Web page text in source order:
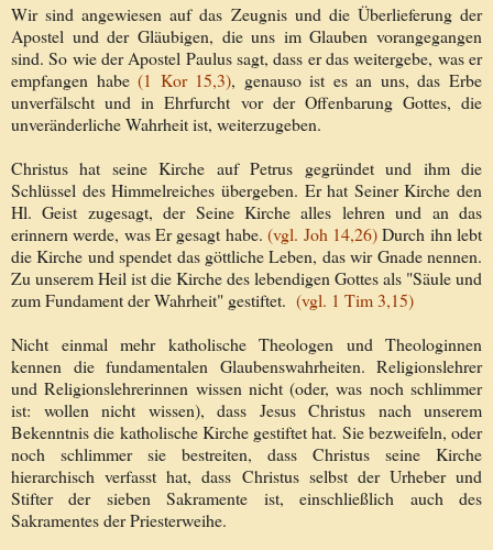
Wir sind angewiesen auf das Zeugnis und die Überlieferung der
Apostel und der Gläubigen, die uns im Glauben vorangegangen
sind. So wie der Apostel Paulus sagt, dass er das weitergebe, was er
empfangen habe(1 Kor 15,3), genauso ist es an uns, das Erbe
unverfälscht und in Ehrfurcht vor der Offenbarung Gottes, die
unveränderliche Wahrheit ist, weiterzugeben.
Christus hat seine Kirche auf Petrus gegründet und ihm die
Schlüssel des Himmelreiches übergeben. Er hat Seiner Kirche den
Hl. Geist zugesagt, der Seine Kirche alles lehren und an das
erinnern werde, was Er gesagt habe.(vgl. Joh 14,26)Durch ihn lebt
die Kirche und spendet das göttliche Leben, das wir Gnade nennen.
Zu unserem Heil ist die Kirche des lebendigen Gottes als "Säule und
zum Fundament der Wahrheit" gestiftet. (vgl. 1 Tim 3,15)
Nicht einmal mehr katholische Theologen und Theologinnen
kennen die fundamentalen Glaubenswahrheiten. Religionslehrer
und Religionslehrerinnen wissen nicht (oder, was noch schlimmer
ist: wollen nicht wissen), dass Jesus Christus nach unserem
Bekenntnis die katholische Kirche gestiftet hat. Sie bezweifeln, oder
noch schlimmer sie bestreiten, dass Christus seine Kirche
hierarchisch verfasst hat, dass Christus selbst der Urheber und
Stifter der sieben Sakramente ist, einschließlich auch des
Sakramentes der Priesterweihe.